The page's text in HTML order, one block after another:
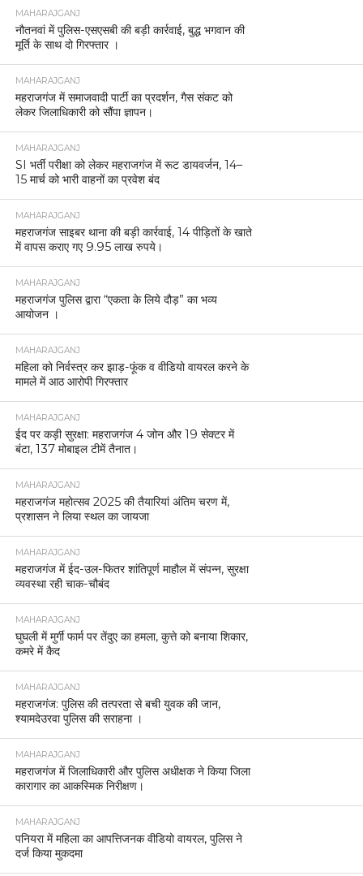
MAHARAJGANJ
नौतनवां में पुलिस-एसएसबी की बड़ी कार्रवाई, बुद्ध भगवान की
मूर्ति के साथ दो गिरफ्तार ।
MAHARAJGANJ
महराजगंज में समाजवादी पार्टी का प्रदर्शन, गैस संकट को
लेकर जिलाधिकारी को सौंपा ज्ञापन।
MAHARAJGANJ
SI भर्ती परीक्षा को लेकर महराजगंज में रूट डायवर्जन, 14–
15 मार्च को भारी वाहनों का प्रवेश बंद
MAHARAJGANJ
महराजगंज साइबर थाना की बड़ी कार्रवाई, 14 पीड़ितों के खाते
में वापस कराए गए 9.95 लाख रुपये।
MAHARAJGANJ
महराजगंज पुलिस द्वारा “एकता के लिये दौड़” का भव्य
आयोजन ।
MAHARAJGANJ
महिला को निर्वस्त्र कर झाड़-फूंक व वीडियो वायरल करने के
मामले में आठ आरोपी गिरफ्तार
MAHARAJGANJ
ईद पर कड़ी सुरक्षा: महराजगंज 4 जोन और 19 सेक्टर में
बंटा, 137 मोबाइल टीमें तैनात।
MAHARAJGANJ
महराजगंज महोत्सव 2025 की तैयारियां अंतिम चरण में,
प्रशासन ने लिया स्थल का जायजा
MAHARAJGANJ
महराजगंज में ईद-उल-फितर शांतिपूर्ण माहौल में संपन्न, सुरक्षा
व्यवस्था रही चाक-चौबंद
MAHARAJGANJ
घुघली में मुर्गी फार्म पर तेंदुए का हमला, कुत्ते को बनाया शिकार,
कमरे में कैद
MAHARAJGANJ
महराजगंज: पुलिस की तत्परता से बची युवक की जान,
श्यामदेउरवा पुलिस की सराहना ।
MAHARAJGANJ
महराजगंज में जिलाधिकारी और पुलिस अधीक्षक ने किया जिला
कारागार का आकस्मिक निरीक्षण।
MAHARAJGANJ
पनियरा में महिला का आपत्तिजनक वीडियो वायरल, पुलिस ने
दर्ज किया मुकदमा